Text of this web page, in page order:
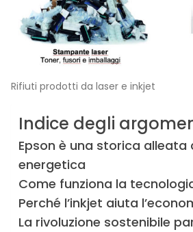
Rifiuti prodotti da laser e inkjet
Indice degli
Epson è una storica alleata
energetica
Come funziona la
Perché l’inkjet aiuta
La rivoluzione sostenibile